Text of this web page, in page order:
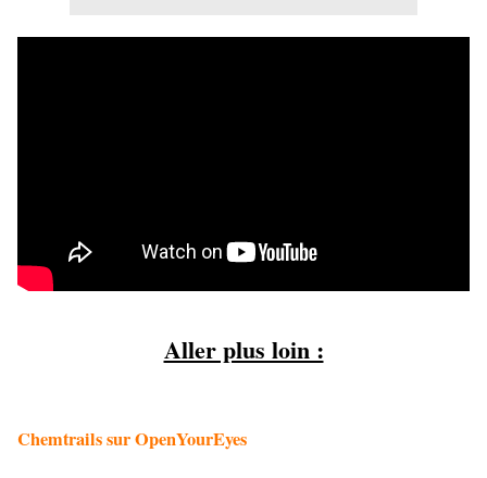
Aller plus loin :
Chemtrails sur OpenYourEyes